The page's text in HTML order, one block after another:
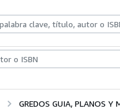
GREDOS GUIA, PLANOS Y